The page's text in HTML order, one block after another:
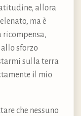
allora
ma è
ricompensa,
sforzo
sulla terra
il mio
che nessuno